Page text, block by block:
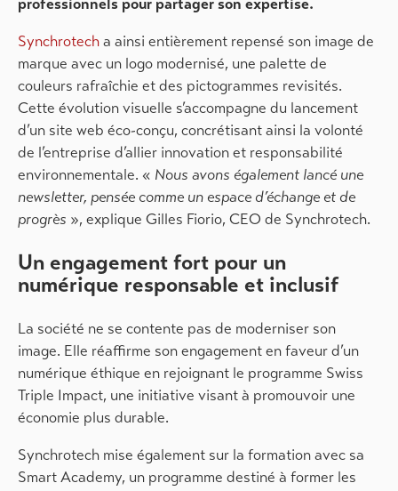
professionnels pour partager son expertise.
Synchrotecha ainsi entièrement repensé son image de
marque avec un logo modernisé, une palette de
couleurs rafraîchie et des pictogrammes revisités.
Cette évolution visuelle s’accompagne du lancement
d’un site web éco-conçu, concrétisant ainsi la volonté
de l’entreprise d’allier innovation et responsabilité
environnementale. « Nous avons également lancé une
newsletter, pensée comme un espace d’échange et de
progrès », explique Gilles Fiorio, CEO de Synchrotech.
Un engagement fort pour un
numérique responsable et inclusif
La société ne se contente pas de moderniser son
image. Elle réaffirme son engagement en faveur d’un
numérique éthique en rejoignant le programme Swiss
Triple Impact, une initiative visant à promouvoir une
économie plus durable.
Synchrotech mise également sur la formation avec sa
Smart Academy, un programme destiné à former les